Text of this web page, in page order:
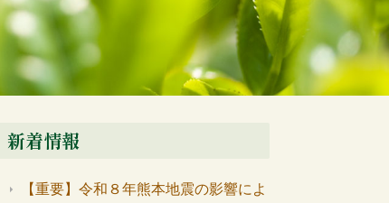
新着情報
【重要】令和８年熊本地震の影響によ